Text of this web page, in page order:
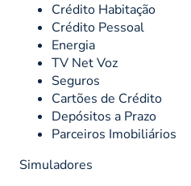
Crédito Habitação
Crédito Pessoal
Energia
TV Net Voz
Seguros
Cartões de Crédito
Depósitos a Prazo
Parceiros Imobiliários
Simuladores